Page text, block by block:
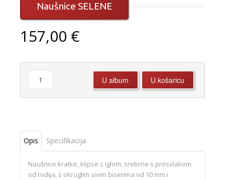
Naušnice SELENE
157,00 €
Opis Specifikacija
Naušnice kratke, klipse s iglom, srebrne s presvlakom
od rodija, s okruglim sivim biserima od 10 mm i